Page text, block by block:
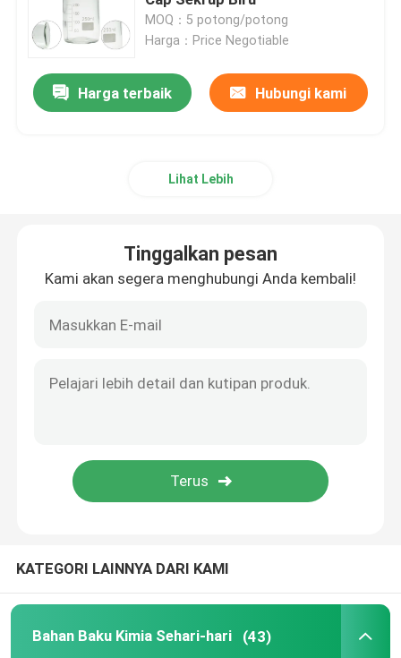
Agrochemical Intermediate
Bahan kimia organik dasar
Aditif Pakan Ternak
Aditif Kosmetik
Botol Laboratorium Kaca
Lubang Laboratorium
MOQ：5 potong/potong
Harga：Price Negotiable
Harga terbaik Hubungi kami
Lihat Lebih
Tinggalkan pesan
Kami akan segera menghubungi Anda kembali!
KATEGORI LAINNYA DARI KAMI
Bahan Baku Kimia Sehari-hari (43)